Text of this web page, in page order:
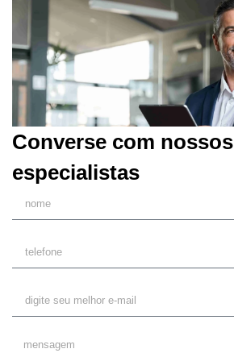
Converse com nossos
especialistas